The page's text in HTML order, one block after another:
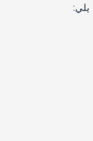
يلي: